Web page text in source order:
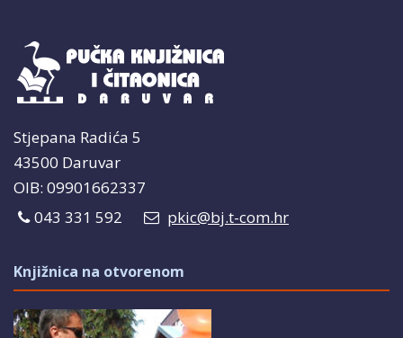
Stjepana Radića 5
43500 Daruvar
OIB: 09901662337
043 331 592
pkic@bj.t-com.hr
Knjižnica na otvorenom